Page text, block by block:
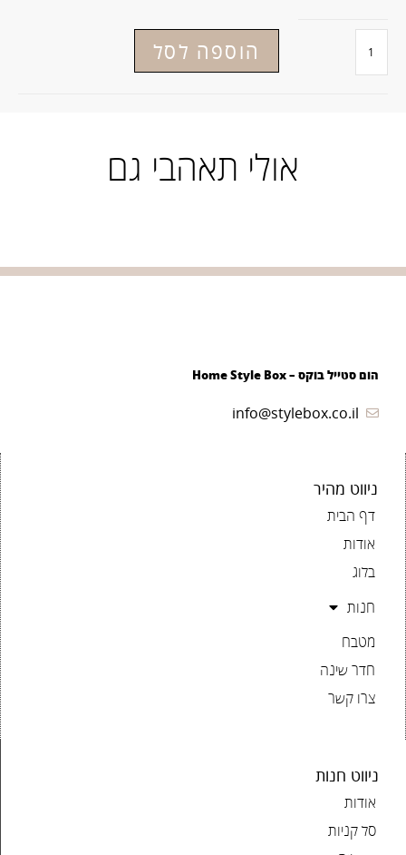
הוספה לסל
אולי תאהבי גם
הום סטייל בוקס – Home Style Box
info@stylebox.co.il
ניווט מהיר
דף הבית
אודות
בלוג
חנות
מטבח
חדר שינה
צרו קשר
ניווט חנות
אודות
סל קניות